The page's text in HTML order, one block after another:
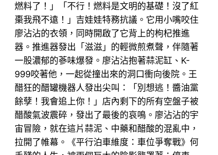
燃料了！」「不行！燃料是文明的基礎！沒了紅
棗我飛不遠！」吉娃娃特務抗議。它用小嘴咬住
廖沾沾的衣領，同時開啟了它背上的枸杞推進
器。推進器發出「滋滋」的輕微煎煮聲，伴隨著
一股濃郁的蔘味爆發。廖沾沾抱著蒜泥缸、K-
999咬著他，一起從撞出來的洞口衝向後院。王
醋狂的醋罐機器人發出尖叫：「別想逃！醬油黨
餘孽！我會追上你！」店內剩下的所有空盤子被
醋酸氣波震碎，發出了最後的哀鳴。廖沾沾的宇
宙冒險，就在這片蒜泥、中藥和醋酸的混亂中，
拉開了帷幕。《平行泊車維度：車位爭奪戰》何